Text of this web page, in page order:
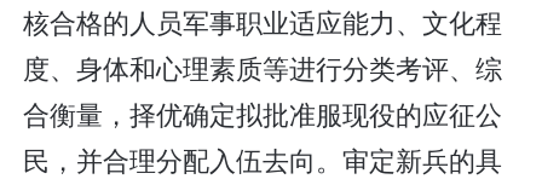
核合格的人员军事职业适应能力、文化程
度、身体和心理素质等进行分类考评、综
合衡量，择优确定拟批准服现役的应征公
民，并合理分配入伍去向。审定新兵的具